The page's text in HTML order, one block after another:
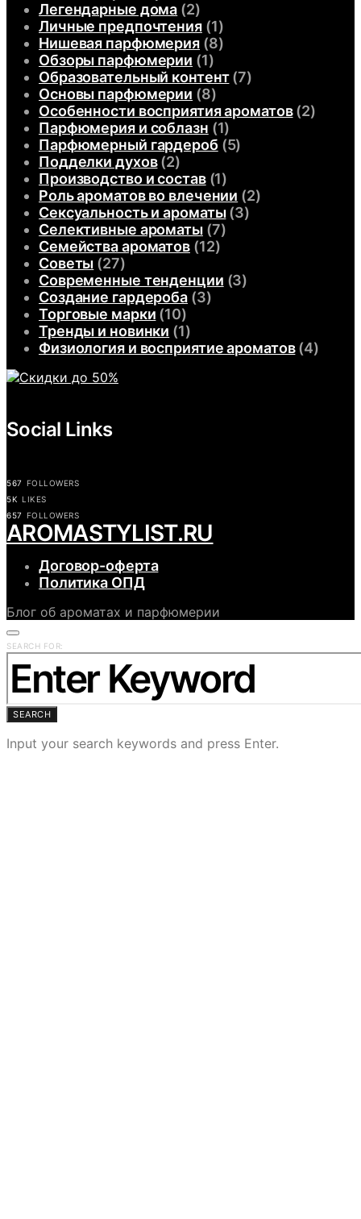
Легендарные дома (2)
Личные предпочтения(1)
Нишевая парфюмерия(8)
Обзоры парфюмерии (1)
Образовательный контент(7)
Основы парфюмерии (8)
Особенности восприятия ароматов(2)
Парфюмерия и соблазн (1)
Парфюмерный гардероб (5)
Подделки духов(2)
Производство и состав(1)
Роль ароматов во влечении (2)
Сексуальность и ароматы(3)
Селективные ароматы(7)
Семейства ароматов(12)
Советы (27)
Современные тенденции (3)
Создание гардероба(3)
Торговые марки (10)
Тренды и новинки (1)
Физиология и восприятие ароматов(4)
Social Links
567 FOLLOWERS
5K LIKES
657 FOLLOWERS
АROMASTYLIST.RU
Договор-оферта
Политика ОПД
Блог об ароматах и парфюмерии
SEARCH FOR:
SEARCH
Input your search keywords and press Enter.